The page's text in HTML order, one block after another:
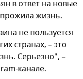
в ответ на новые
жизнь.
не пользуется
странах, – это
Серьезно", –
канале.